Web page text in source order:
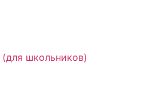
школьников)